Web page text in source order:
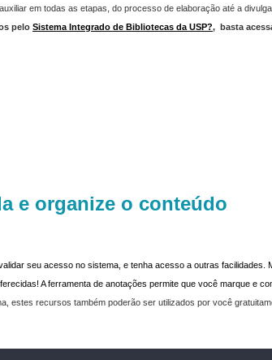
em todas as etapas, do processo de elaboração até a
pelo Sistema Integrado de Bibliotecas da USP?, basta
e organize o conteúdo
seu acesso no sistema, e tenha acesso a outras facilidades.
A ferramenta de anotações permite que você marque e
estes recursos também poderão ser utilizados por você